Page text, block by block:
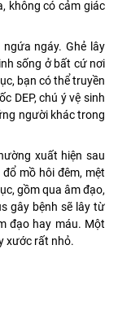
không có cảm giác
ngáy. Ghẻ lây
sống ở bất cứ nơi
bạn có thể truyền
DEP, chú ý vệ sinh
người khác trong
xuất hiện sau
mồ hôi đêm, mệt
gồm qua âm đạo,
gây bệnh sẽ lây từ
đạo hay máu. Một
xước rất nhỏ.